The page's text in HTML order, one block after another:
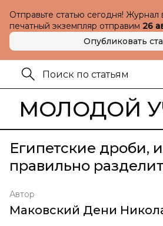
Отправьте статью сегодня! Журнал
печатный экземпляр отправим 26
Опубликовать
МОЛОДОЙ
Египетские дроби,
правильно
Автор
Маковский Дени